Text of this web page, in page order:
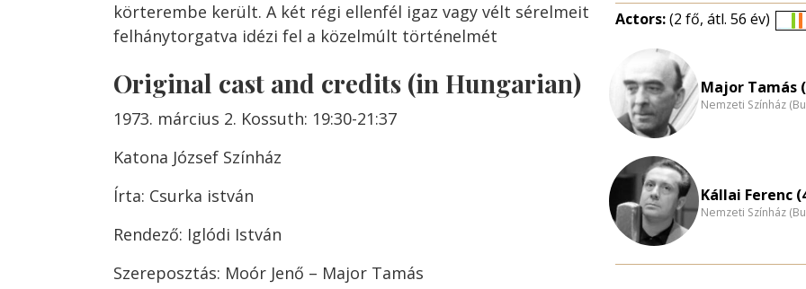
körterembe került. A két régi ellenfél igaz vagy vélt sérelmeit
felhánytorgatva idézi fel a közelmúlt történelmét
Original cast and credits (in Hungarian)
1973. március 2. Kossuth: 19:30-21:37
Katona József Színház
Írta: Csurka istván
Rendező: Iglódi István
Szereposztás: Moór Jenő – Major Tamás
Actors:(2 fő, átl. 56 év)
Major Tamás
Nemzeti Színház
Kállai Ferenc
Nemzeti Színház